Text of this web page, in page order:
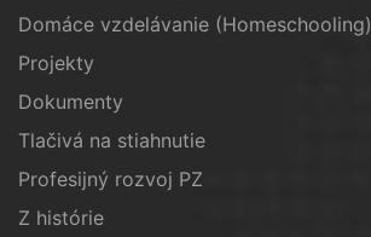
Domáce vzdelávanie (Homeschooling)
Projekty
Dokumenty
Tlačivá na stiahnutie
Profesijný rozvoj PZ
Z histórie